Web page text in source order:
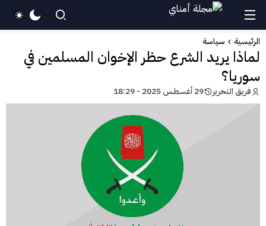
الرئيسية سياسة
لماذا يريد الشرع حظر الإخوان المسلمين في
سوريا؟
فريق التحرير 29 أغسطس 2025 - 18:29